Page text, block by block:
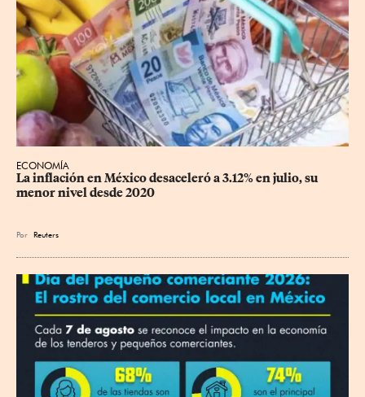
ECONOMÍA
La inflación en México desaceleró a 3.12% en julio, su
menor nivel desde 2020
Por Reuters